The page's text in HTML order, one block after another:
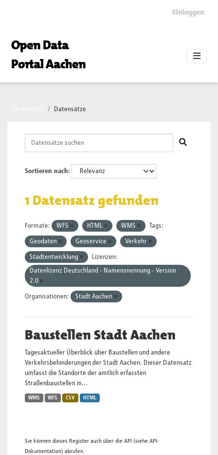
Einloggen
Open Data
Portal Aachen
Datensätze
Sortieren nach
1 Datensatz gefunden
Formate: WFS HTML WMS Tags:
Geodaten Geoservice Verkehr
Stadtentwicklung
Lizenzen:
Datenlizenz Deutschland - Namensnennung - Version
2.0
Organisationen: Stadt Aachen
Baustellen Stadt Aachen
Tagesaktueller Überblick über Baustellen und andere
Verkehrsbehinderungen der Stadt Aachen. Dieser Datensatz
umfasst die Standorte der amtlich erfassten
Straßenbaustellen in...
WMS WFS CSV HTML
Sie können dieses Register auch über die API (siehe API-
Dokumentation) abrufen.